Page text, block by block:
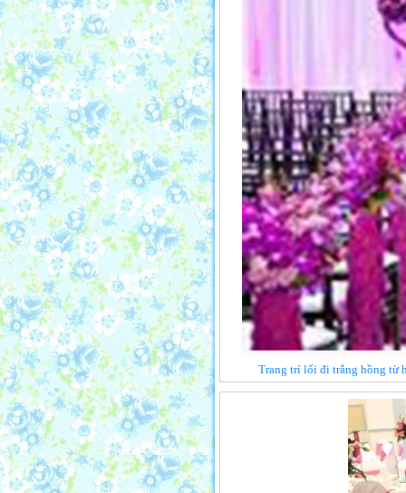
Trang trí lối đi trắng hồng từ